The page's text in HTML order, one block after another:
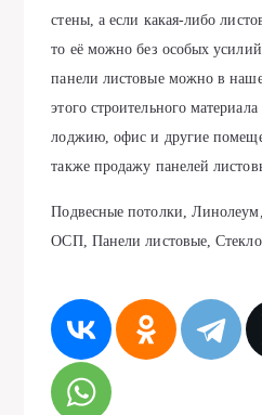
стены, а если какая-либо
то её можно без особых
панели листовые можно в
этого строительного
лоджию, офис и другие
также продажу панелей
Подвесные потолки,
ОСП, Панели листовые,